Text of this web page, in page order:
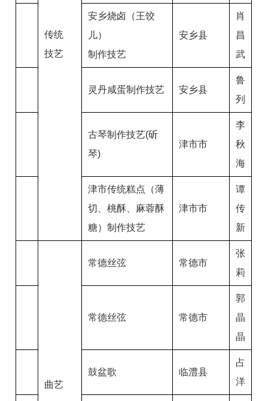
传统
技艺
安乡烧卤（王饺
儿）
制作技艺
安乡县
肖
昌
武
灵丹咸蛋制作技艺 安乡县
鲁
列
古琴制作技艺(斫
琴)
津市市
李
秋
海
津市传统糕点（薄
切、桃酥、麻蓉酥
糖）制作技艺
津市市
谭
传
新
曲艺
常德丝弦 常德市
张
莉
常德丝弦 常德市
郭
晶
晶
鼓盆歌 临澧县
占
洋